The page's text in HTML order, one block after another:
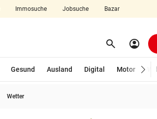
Immosuche Jobsuche Bazar
search Suchen
account_circle
Gesund Ausland Digital Motor
Wetter